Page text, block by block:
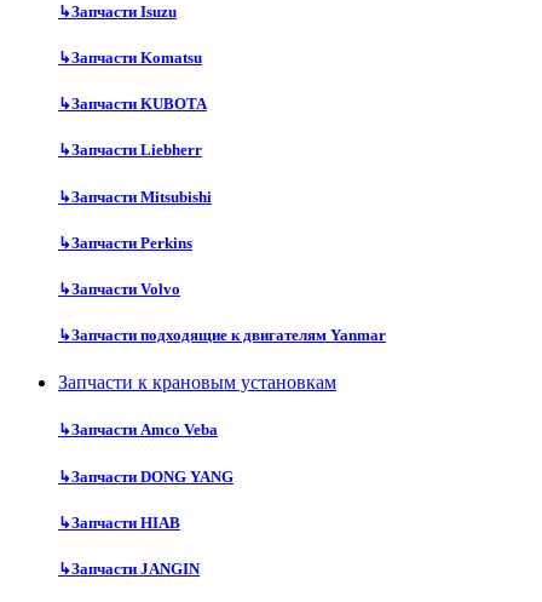
↳Запчасти Isuzu
↳Запчасти Komatsu
↳Запчасти KUBOTA
↳Запчасти Liebherr
↳Запчасти Mitsubishi
↳Запчасти Perkins
↳Запчасти Volvo
↳Запчасти подходящие к двигателям Yanmar
Запчасти к крановым установкам
↳Запчасти Amco Veba
↳Запчасти DONG YANG
↳Запчасти HIAB
↳Запчасти JANGIN